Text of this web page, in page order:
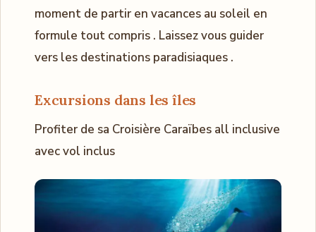
moment de partir en vacances au soleil en
formule tout compris . Laissez vous guider
vers les destinations paradisiaques .
Excursions dans les îles
Profiter de sa Croisière Caraïbes all inclusive
avec vol inclus